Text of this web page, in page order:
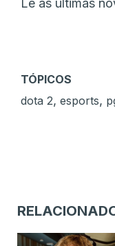
Lê as últimas
TÓPICOS
dota 2, esports,